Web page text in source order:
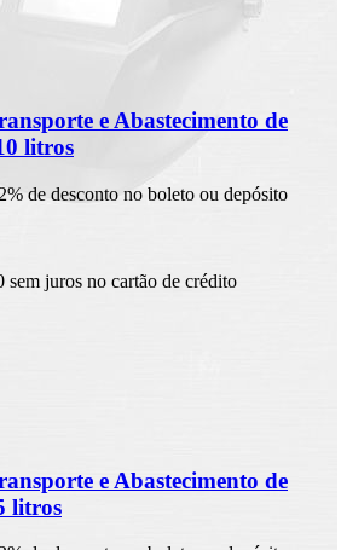
e Abastecimento de
litros
de desconto no boleto ou depósito
sem juros no cartão de crédito
e Abastecimento de
litros